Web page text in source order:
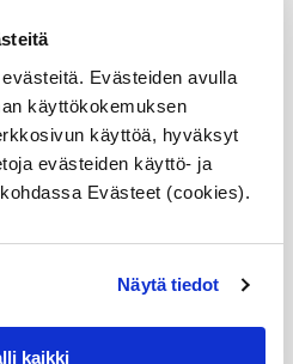
Evästeiden avulla
käyttökokemuksen
käyttöä, hyväksyt
evästeiden käyttö- ja
Evästeet (cookies).
Näytä tiedot
kaikki